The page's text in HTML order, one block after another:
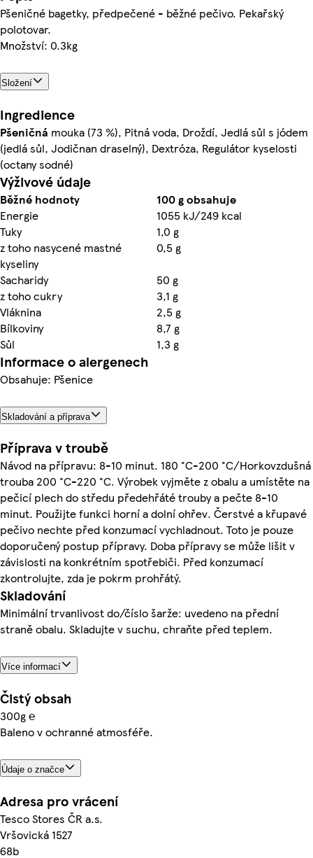
Pšeničné bagetky, předpečené - běžné pečivo. Pekařský
polotovar.
Množství: 0.3kg
Složení
Ingredience
Pšeničná mouka (73 %), Pitná voda, Droždí, Jedlá sůl s jódem
(jedlá sůl, Jodičnan draselný), Dextróza, Regulátor kyselosti
(octany sodné)
Výživové údaje
Běžné hodnoty
100 g obsahuje
Energie
1055 kJ/249 kcal
Tuky
1,0 g
z toho nasycené mastné
kyseliny
0,5 g
Sacharidy
50 g
z toho cukry
3,1 g
Vláknina
2,5 g
Bílkoviny
8,7 g
Sůl
1,3 g
Informace o alergenech
Obsahuje: Pšenice
Skladování a příprava
Příprava v troubě
Návod na přípravu: 8-10 minut. 180 °C-200 °C/Horkovzdušná
trouba 200 °C-220 °C. Výrobek vyjměte z obalu a umístěte na
pečicí plech do středu předehřáté trouby a pečte 8-10
minut. Použijte funkci horní a dolní ohřev. Čerstvé a křupavé
pečivo nechte před konzumací vychladnout. Toto je pouze
doporučený postup přípravy. Doba přípravy se může lišit v
závislosti na konkrétním spotřebiči. Před konzumací
zkontrolujte, zda je pokrm prohřátý.
Skladování
Minimální trvanlivost do/číslo šarže: uvedeno na přední
straně obalu. Skladujte v suchu, chraňte před teplem.
Více informací
Čistý obsah
300g ℮
Baleno v ochranné atmosféře.
Údaje o značce
Adresa pro vrácení
Tesco Stores ČR a.s.
Vršovická 1527
68b